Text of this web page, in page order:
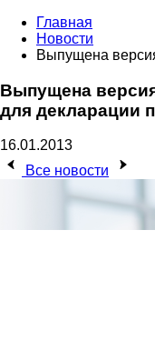
Главная
Новости
Выпущена
Выпущена
для декларации
16.01.2013
Все новости